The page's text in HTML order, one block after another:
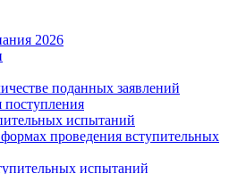
2026
поданных заявлений
испытаний
проведения вступительных
испытаний